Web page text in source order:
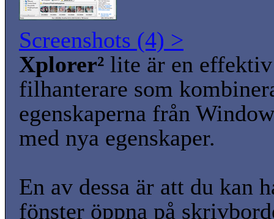
Screenshots (4) >
Xplorer² lite är en effektiv
filhanterare som
egenskaperna från
med nya egenskaper.
En av dessa är att du kan
fönster öppna på